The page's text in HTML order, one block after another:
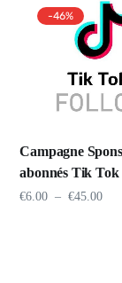
-46%
Campagne
abonnés Tik Tok
€6.00 – €45.00